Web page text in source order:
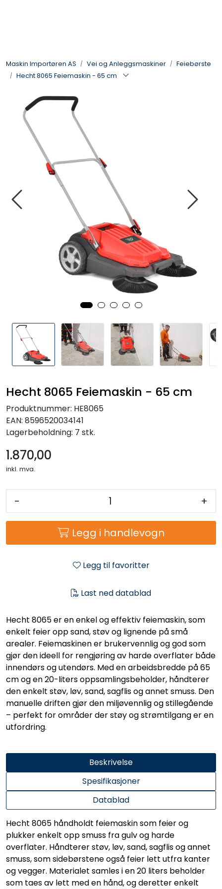
Maskin Importøren AS Vei og Anleggsmaskiner
Feiebørste
Hecht 8065 Feiemaskin - 65 cm
Hecht 8065 Feiemaskin - 65 cm
Produktnummer: HE8065
EAN: 8596520034141
Lagerbeholdning: 7 stk.
1.870,00
inkl. mva.
- +
Legg i handlevogn
Legg til favoritter
Last ned datablad
Hecht 8065 er en enkel og effektiv feiemaskin, som
enkelt feier opp sand, støv og lignende på små
arealer. Feiemaskinen er brukervennlig og god som
gjør den ideell for rengjøring av harde overflater både
innendørs og utendørs. Med en arbeidsbredde på 65
cm og en 20-liters oppsamlingsbeholder, håndterer
den enkelt støv, løv, sand, sagflis og annet smuss. Den
manuelle driften gjør den miljøvennlig og stillegående
– perfekt for områder der støy og strømtilgang er en
utfordring.
Beskrivelse
Spesifikasjoner
Datablad
Hecht 8065 håndholdt feiemaskin som feier og
plukker enkelt opp smuss fra gulv og harde
overflater. Håndterer støv, løv, sand, sagflis og annet
smuss, som sidebørstene også feier lett utfra kanter
og vegger. Materialet samles i en 20 liters beholder
som taes av lett med en hånd, og deretter enkelt
Sprøyter
Vei og Anleggsmaskiner
Hageredskaper
Skogsredskaper
ATV & Plentraktorutstyr
Tilbehør
Ryggsprøyte
Elektriske Maskiner
Kampanje
Kataloger